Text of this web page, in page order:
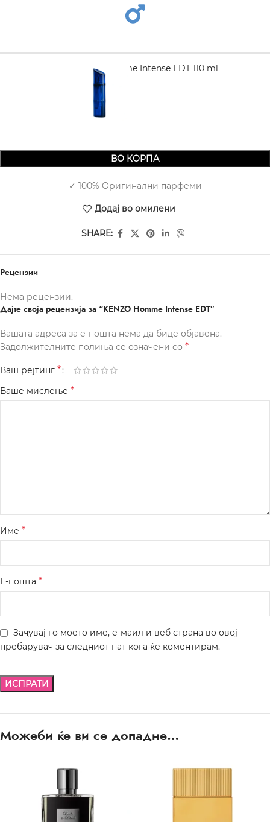
KENZO Homme Intense EDT 110 ml
4.360,00
ВО КОРПА
✓ 100% Оригинални парфеми
Додај во омилени
SHARE:
Рецензии
Нема рецензии.
Дајте своја рецензија за “KENZO Homme Intense EDT”
Вашата адреса за е-пошта нема да биде објавена.
Задолжителните полиња се означени со *
Ваш рејтинг *
Ваше мислење *
Име *
Е-пошта *
Зачувај го моето име, е-маил и веб страна во овој
пребарувач за следниот пат кога ќе коментирам.
Можеби ќе ви се допадне…